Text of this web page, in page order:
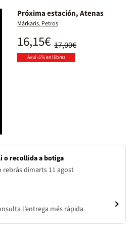
Próxima estación, Atenas
Márkaris, Petros
17,00€
16,15€
Avui -5% en llibres
o recollida a botiga
rebràs dimarts 11 agost
l’entrega més ràpida